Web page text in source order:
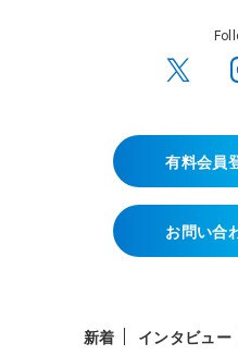
有料会員
お問い合
新着 インタビュー